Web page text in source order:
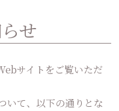
せ
サイトをご覧いただ
いて、以下の通りとな